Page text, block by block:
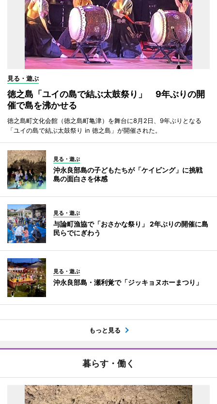
見る・遊ぶ
徳之島「ユイの島で結ぶ太鼓祭り」 9年ぶりの開
催で島を沸かせる
徳之島町文化会館（徳之島町亀津）を舞台に8月2日、9年ぶりとなる
「ユイの島で結ぶ太鼓祭り in 徳之島」が開催された。
見る・遊ぶ
沖永良部島の子どもたちが「ケイビング」に挑戦
島の面白さを体感
見る・遊ぶ
与論町漁協で「おさかな祭り」 2年ぶりの開催に島
民らでにぎわう
見る・遊ぶ
沖永良部島・瀬利覚で「ジッキョヌホーまつり」
もっと見る
暮らす・働く